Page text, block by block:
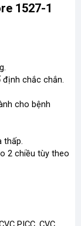
1527-1
định chắc chắn.
cho bệnh
thấp.
2 chiều tùy theo